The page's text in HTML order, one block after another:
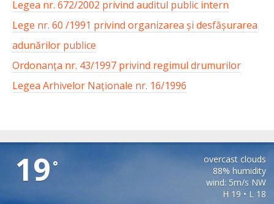
Legea nr. 672/2002 privind auditul public intern
Lege nr. 60 /1991 privind organizarea şi desfăşurarea
adunărilor publice
Ordonanța nr. 43/1997 privind regimul drumurilor
Legea Arhivelor Naționale nr. 16/1996
19 °
overcast clouds
88% humidity
wind: 5m/s NW
H 19 • L 18